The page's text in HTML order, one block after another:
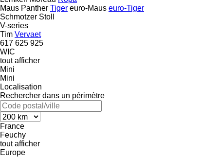
Maus Panther Tiger euro-Maus euro-Tiger
Schmotzer Stoll
V-series
Tim Vervaet
617 625 925
WIC
tout afficher
Mini
Mini
Localisation
Rechercher dans un périmètre
France
Feuchy
tout afficher
Europe